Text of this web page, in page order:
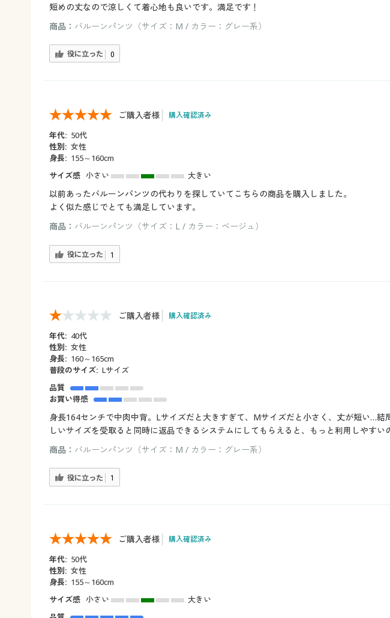
短めの丈なので涼しくて着心地も良いです。満足です！
商品： バルーンパンツ（サイズ：M / カラー：グレー系）
役に立った 0
ご購入者様 購入確認済み
年代: 50代
性別: 女性
身長: 155～160cm
サイズ感 小さい 大きい
以前あったバルーンパンツの代わりを探していてこちらの商品を購入しました。
よく似た感じでとても満足しています。
商品： バルーンパンツ（サイズ：L / カラー：ベージュ）
役に立った 1
ご購入者様 購入確認済み
年代: 40代
性別: 女性
身長: 160～165cm
普段のサイズ: Lサイズ
品質
お買い得感
身長164センチで中肉中背。Lサイズだと大きすぎて、Мサイズだと小さく、丈が短い…
しいサイズを受取ると同時に返品できるシステムにしてもらえると、もっと利用しやす
商品： バルーンパンツ（サイズ：M / カラー：グレー系）
役に立った 1
ご購入者様 購入確認済み
年代: 50代
性別: 女性
身長: 155～160cm
サイズ感 小さい
大きい